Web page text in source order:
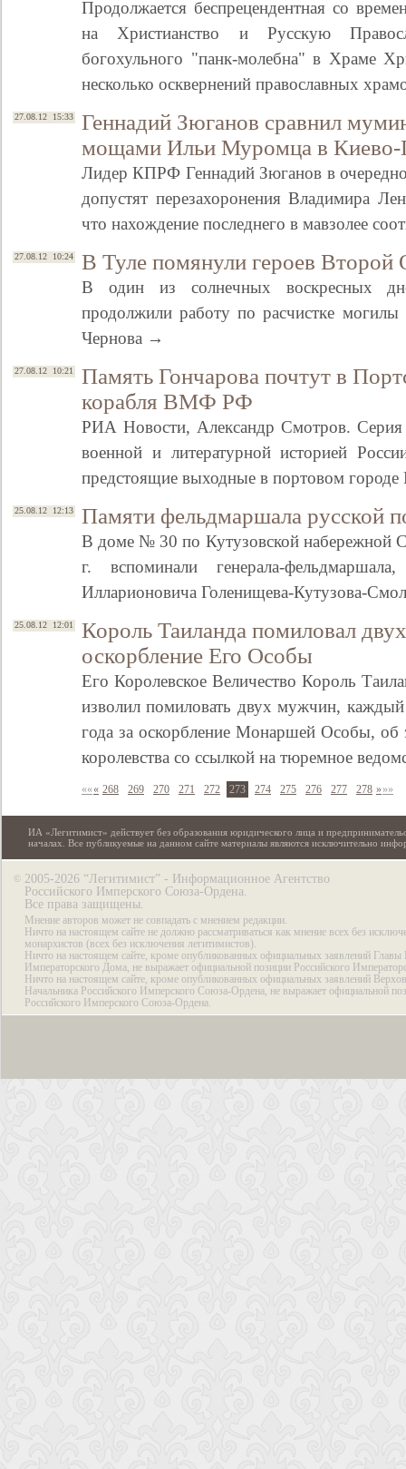
Продолжается беспрецендентная со
на Христианство и Русскую
богохульного "панк-молебна" в Храме
несколько осквернений православных
27.08.12 15:33
Геннадий Зюганов сравнил
мощами Ильи Муромца в Киево-
Лидер КПРФ Геннадий Зюганов в
допустят перезахоронения Владимира
что нахождение последнего в мавзолее
27.08.12 10:24 В Туле помянули героев Второй
В один из солнечных воскресных
продолжили работу по расчистке могилы
Чернова →
27.08.12 10:21
Память Гончарова почтут в
корабля ВМФ РФ
РИА Новости, Александр Смотров. Серия
военной и литературной историей
предстоящие выходные в портовом
25.08.12 12:13 Памяти фельдмаршала русской
В доме № 30 по Кутузовской набережной
г. вспоминали генерала-
Илларионовича Голенищева-Кутузова-
25.08.12 12:01
Король Таиланда помиловал
оскорбление Его Особы
Его Королевское Величество Король
изволил помиловать двух мужчин,
года за оскорбление Монаршей Особы, об
королевства со ссылкой на тюремное
««« 268 269 270 271 272 273 274 275 276 277 278 »»»
ИА «Легитимист» действует без образования юридического лица и
началах. Все публикуемые на данном сайте материалы являются исключительно
© 2005-2026 “Легитимист” - Информационное Агентство
Российского Имперского Союза-Ордена.
Все права защищены.
Мнение авторов может не совпадать с мнением редакции.
Ничто на настоящем сайте не должно рассматриваться как мнение всех без
монархистов (всех без исключения легитимистов).
Ничто на настоящем сайте, кроме опубликованных официальных заявлений Главы
Императорского Дома, не выражает официальной позиции Российского
Ничто на настоящем сайте, кроме опубликованных официальных заявлений
Начальника Российского Имперского Союза-Ордена, не выражает официальной
Российского Имперского Союза-Ордена.